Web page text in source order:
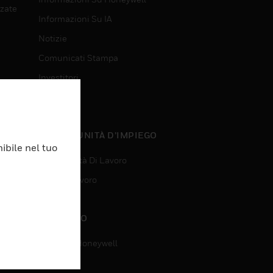
Informazioni Su IA
Notizie
Comunicati Stampa
Investitori
OPPORTUNITÀ D’IMPIEGO
Opportunità Di Lavoro
Ricerca Lavoro
CONTATTO
Contatta Honeywell
nel tuo